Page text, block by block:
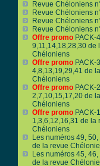
Revue Chéloniens
Revue Chéloniens
Revue Chéloniens
Revue Chéloniens
Offre promo PACK-
9,11,14,18,28,30 de
Chéloniens
Offre promo PACK-
4,8,13,19,29,41 de
Chéloniens
Offre promo PACK-
2,7,10,15,17,20 de
Chéloniens
Offre promo PACK-
1,3,6,12,16,31 de la
Chéloniens
Les numéros 49, 50,
de la revue
Les numéros 45, 46,
de la revue